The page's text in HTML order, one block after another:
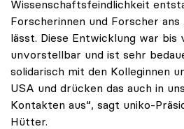
Wissenschaftsfeindlichkeit
Forscherinnen und Forscher
lässt. Diese Entwicklung war bis
unvorstellbar und ist sehr
solidarisch mit den Kolleginnen
USA und drücken das auch in
Kontakten aus“, sagt uniko-
Hütter.